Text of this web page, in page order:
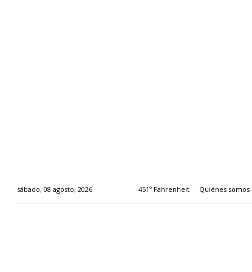
sábado, 08 agosto, 2026 451º Fahrenheit Quiénes somos